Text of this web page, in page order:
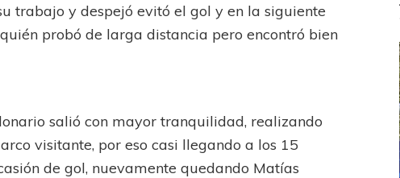
trabajo y despejó evitó el gol y en la siguiente
probó de larga distancia pero encontró bien
salió con mayor tranquilidad, realizando
visitante, por eso casi llegando a los 15
de gol, nuevamente quedando Matías